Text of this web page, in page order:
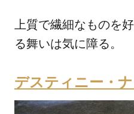
上質で繊細なものを
る舞いは気に障る。
デスティニー・